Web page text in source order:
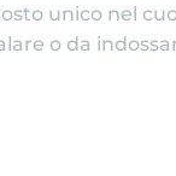
unico nel
o da